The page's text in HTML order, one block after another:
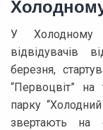
У Холодному
відвідувачів
березня,
“Первоцвіт” на
парку
звертають на